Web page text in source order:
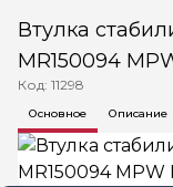
Втулка
MR150094
Код: 11298
Основное Описание